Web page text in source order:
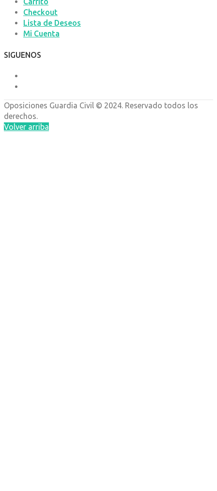
Checkout
Lista de Deseos
Mi Cuenta
SIGUENOS
Oposiciones Guardia Civil © 2024. Reservado todos los
derechos.
Volver arriba